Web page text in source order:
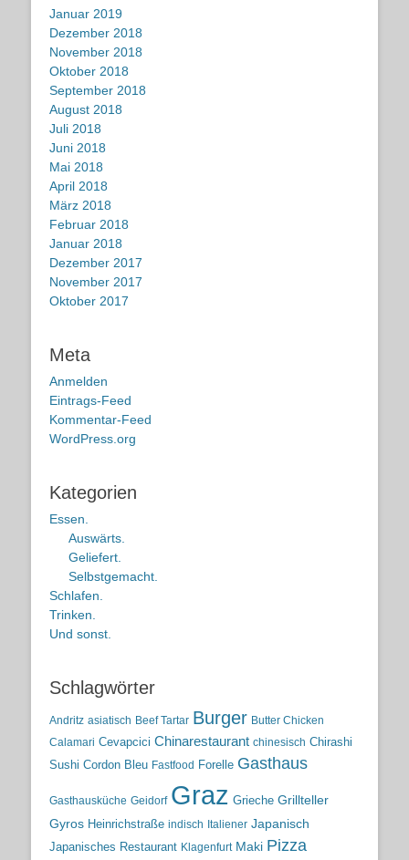
Januar 2019
Dezember 2018
November 2018
Oktober 2018
September 2018
August 2018
Juli 2018
Juni 2018
Mai 2018
April 2018
März 2018
Februar 2018
Januar 2018
Dezember 2017
November 2017
Oktober 2017
Meta
Anmelden
Eintrags-Feed
Kommentar-Feed
WordPress.org
Kategorien
Essen.
Auswärts.
Geliefert.
Selbstgemacht.
Schlafen.
Trinken.
Und sonst.
Schlagwörter
Andritz asiatisch Beef Tartar Burger Butter Chicken
Calamari Cevapcici Chinarestaurant chinesisch Chirashi
Sushi Cordon Bleu Fastfood Forelle Gasthaus
Gasthausküche Geidorf Graz Grieche Grillteller
Gyros Heinrichstraße indisch Italiener Japanisch
Japanisches Restaurant Klagenfurt Maki Pizza